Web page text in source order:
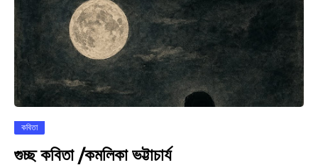
কবিতা
গুচ্ছ কবিতা /কমলিকা ভট্টাচার্য